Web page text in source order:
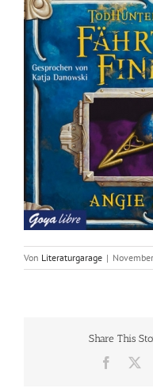
Von Literaturgarage |
Share This